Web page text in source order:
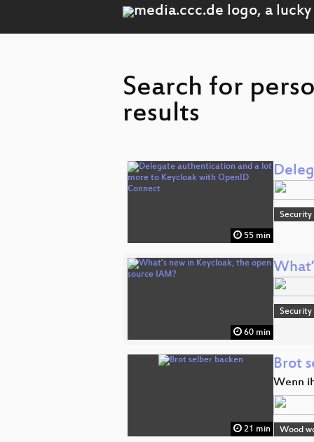
Search for
results
55 min
Security
60 min
Security
21 min
Brot
Wenn
Wood